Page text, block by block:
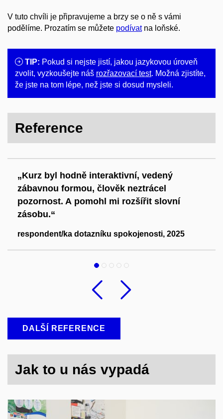
V tuto chvíli je připravujeme a brzy se o ně s vámi
podělíme. Prozatím se můžete podívatna loňské.
TIP: Pokud si nejste jistí, jakou jazykovou úroveň
zvolit, vyzkoušejte náš rozřazovací test. Možná zjistíte,
že jste na tom lépe, než jste si dosud mysleli.
Reference
„Kurz byl hodně interaktivní, vedený
zábavnou formou, člověk neztrácel
pozornost. A pomohl mi rozšířit slovní
zásobu.“
respondent/ka dotazníku spokojenosti, 2025
Předchozí
DALŠÍ REFERENCE
Jak to u nás vypadá